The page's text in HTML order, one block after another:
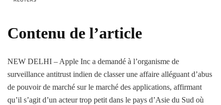
Contenu de l’article
NEW DELHI – Apple Inc a demandé à l’organisme de
surveillance antitrust indien de classer une affaire alléguant d’abus
de pouvoir de marché sur le marché des applications, affirmant
qu’il s’agit d’un acteur trop petit dans le pays d’Asie du Sud où